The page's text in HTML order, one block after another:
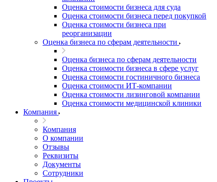
Оценка стоимости бизнеса для суда
Оценка стоимости бизнеса перед покупкой
Оценка стоимости бизнеса при
реорганизации
Оценка бизнеса по сферам деятельности
Оценка бизнеса по сферам деятельности
Оценка стоимости бизнеса в сфере услуг
Оценка стоимости гостиничного бизнеса
Оценка стоимости ИТ-компании
Оценка стоимости лизинговой компании
Оценка стоимости медицинской клиники
Компания
Компания
О компании
Отзывы
Реквизиты
Документы
Сотрудники